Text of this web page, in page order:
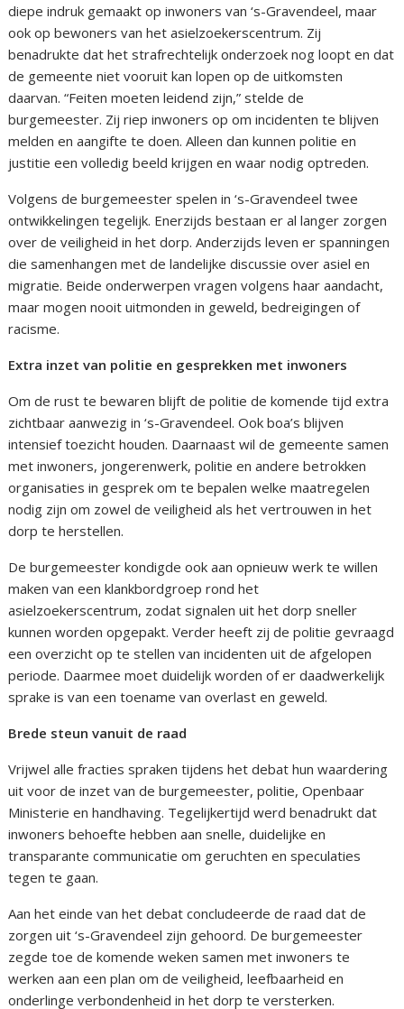
diepe indruk gemaakt op inwoners van ‘s-Gravendeel, maar
ook op bewoners van het asielzoekerscentrum. Zij
benadrukte dat het strafrechtelijk onderzoek nog loopt en dat
de gemeente niet vooruit kan lopen op de uitkomsten
daarvan. “Feiten moeten leidend zijn,” stelde de
burgemeester. Zij riep inwoners op om incidenten te blijven
melden en aangifte te doen. Alleen dan kunnen politie en
justitie een volledig beeld krijgen en waar nodig optreden.
Volgens de burgemeester spelen in ‘s-Gravendeel twee
ontwikkelingen tegelijk. Enerzijds bestaan er al langer zorgen
over de veiligheid in het dorp. Anderzijds leven er spanningen
die samenhangen met de landelijke discussie over asiel en
migratie. Beide onderwerpen vragen volgens haar aandacht,
maar mogen nooit uitmonden in geweld, bedreigingen of
racisme.
Extra inzet van politie en gesprekken met inwoners
Om de rust te bewaren blijft de politie de komende tijd extra
zichtbaar aanwezig in ‘s-Gravendeel. Ook boa’s blijven
intensief toezicht houden. Daarnaast wil de gemeente samen
met inwoners, jongerenwerk, politie en andere betrokken
organisaties in gesprek om te bepalen welke maatregelen
nodig zijn om zowel de veiligheid als het vertrouwen in het
dorp te herstellen.
De burgemeester kondigde ook aan opnieuw werk te willen
maken van een klankbordgroep rond het
asielzoekerscentrum, zodat signalen uit het dorp sneller
kunnen worden opgepakt. Verder heeft zij de politie gevraagd
een overzicht op te stellen van incidenten uit de afgelopen
periode. Daarmee moet duidelijk worden of er daadwerkelijk
sprake is van een toename van overlast en geweld.
Brede steun vanuit de raad
Vrijwel alle fracties spraken tijdens het debat hun waardering
uit voor de inzet van de burgemeester, politie, Openbaar
Ministerie en handhaving. Tegelijkertijd werd benadrukt dat
inwoners behoefte hebben aan snelle, duidelijke en
transparante communicatie om geruchten en speculaties
tegen te gaan.
Aan het einde van het debat concludeerde de raad dat de
zorgen uit ‘s-Gravendeel zijn gehoord. De burgemeester
zegde toe de komende weken samen met inwoners te
werken aan een plan om de veiligheid, leefbaarheid en
onderlinge verbondenheid in het dorp te versterken.